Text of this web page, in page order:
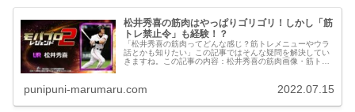
松井秀喜の筋肉はやっぱりゴリゴリ！しかし「筋
トレ禁止令」も経験！？
「松井秀喜の筋肉ってどんな感じ？筋トレメニューやウラ
話とかも知りたい」この記事ではそんな疑問を解決してい
きますね。この記事の内容：松井秀喜の筋肉画像・筋トレ
punipuni-marumaru.com 2022.07.15